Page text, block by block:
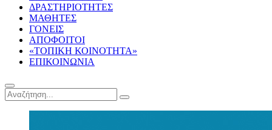
ΔΡΑΣΤΗΡΙΟΤΗΤΕΣ
ΜΑΘΗΤΕΣ
ΓΟΝΕΙΣ
ΑΠΟΦΟΙΤΟΙ
«ΤΟΠΙΚΗ ΚΟΙΝΟΤΗΤΑ»
ΕΠΙΚΟΙΝΩΝΙΑ